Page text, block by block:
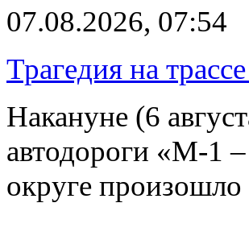
07.08.2026, 07:54
Трагедия на
Накануне (6
автодороги «М-1
округе